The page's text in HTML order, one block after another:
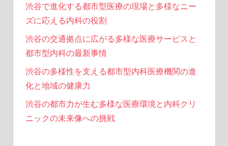
渋谷で進化する都市型医療の現場と多様なニー
ズに応える内科の役割
渋谷の交通拠点に広がる多様な医療サービスと
都市型内科の最新事情
渋谷の多様性を支える都市型内科医療機関の進
化と地域の健康力
渋谷の都市力が生む多様な医療環境と内科クリ
ニックの未来像への挑戦